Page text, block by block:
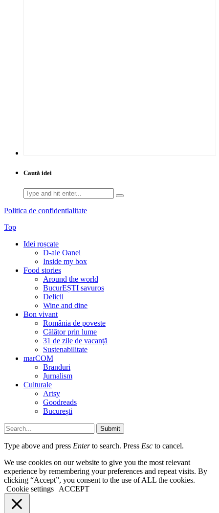
Caută idei
Search
for:
Politica de confidentialitate
Top
Idei roșcate
D-ale Oanei
Inside my box
Food stories
Around the world
BucurEȘTI savuros
Delicii
Wine and dine
Bon vivant
România de poveste
Călător prin lume
31 de zile de vacanță
Sustenabilitate
marCOM
Branduri
Jurnalism
Culturale
Artsy
Goodreads
București
Submit
Type above and press Enterto search. Press Esc to cancel.
We use cookies on our website to give you the most relevant
experience by remembering your preferences and repeat visits. By
clicking “Accept”, you consent to the use of ALL the cookies.
Cookie settings
ACCEPT